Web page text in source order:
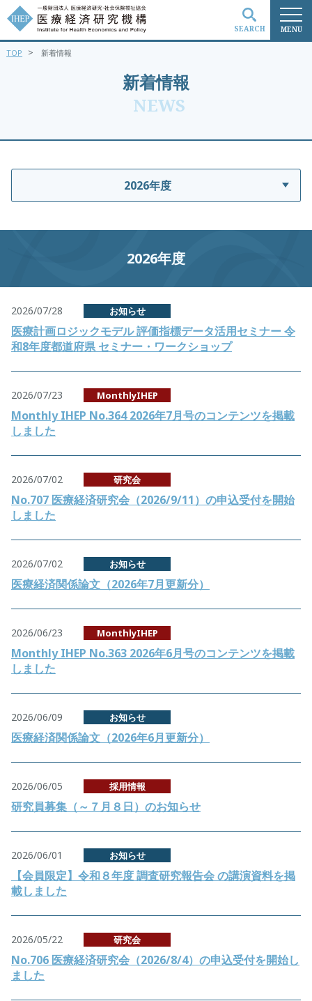
MENU
SEARCH
新着情報
NEWS
TOP > 新着情報
2026年度
2026年度
2026/07/28 お知らせ
医療計画ロジックモデル 評価指標データ活用セミナー 令
和8年度都道府県 セミナー・ワークショップ
2026/07/23 MonthlyIHEP
Monthly IHEP No.364 2026年7月号のコンテンツを掲載
しました
2026/07/02 研究会
No.707 医療経済研究会（2026/9/11）の申込受付を開始
しました
2026/07/02 お知らせ
医療経済関係論文（2026年7月更新分）
2026/06/23 MonthlyIHEP
Monthly IHEP No.363 2026年6月号のコンテンツを掲載
しました
2026/06/09 お知らせ
医療経済関係論文（2026年6月更新分）
2026/06/05 採用情報
研究員募集（～７月８日）のお知らせ
2026/06/01 お知らせ
【会員限定】令和８年度 調査研究報告会 の講演資料を掲
載しました
2026/05/22 研究会
No.706 医療経済研究会（2026/8/4）の申込受付を開始し
ました